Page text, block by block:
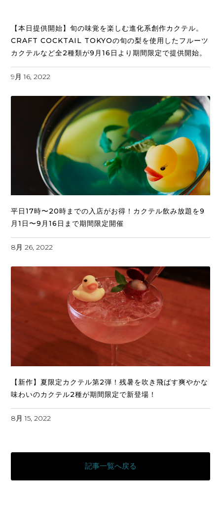
【本日提供開始】旬の味覚を楽しむ進化系創作カクテル。
CRAFT COCKTAIL TOKYOの旬の梨を使用したフルーツ
カクテルなど全2種類が9月16日より期間限定で提供開始。
9月 16, 2022
平日17時〜20時までの入店がお得！カクテル飲み放題を9
月1日〜9月16日まで期間限定開催
8月 26, 2022
【新作】夏限定カクテル第2弾！残暑を吹き飛ばす爽やかな
味わいのカクテル2種が期間限定で新登場！
8月 15, 2022
記事一覧へ戻る